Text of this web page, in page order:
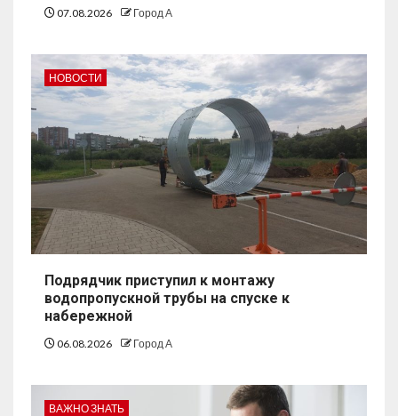
07.08.2026 Город А
НОВОСТИ
Подрядчик приступил к монтажу
водопропускной трубы на спуске к
набережной
06.08.2026 Город А
ВАЖНО ЗНАТЬ